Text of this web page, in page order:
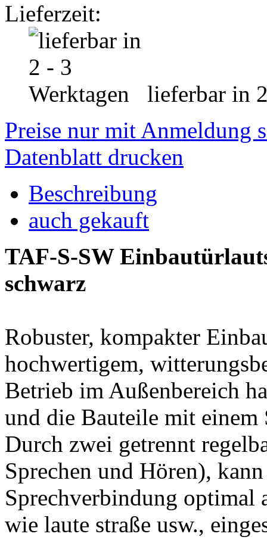
Lieferzeit:
lieferbar in
Preise nur mit Anmeldung
Datenblatt drucken
Beschreibung
auch gekauft
TAF-S-SW
schwarz
Robuster, kompakter
hochwertigem,
Betrieb im Außenbereich
und die Bauteile mit einem
Durch zwei getrennt
Sprechen und Hören),
Sprechverbindung optimal
wie laute straße usw.,